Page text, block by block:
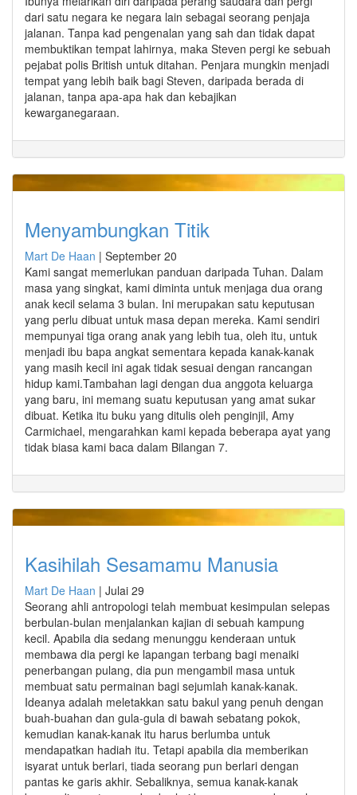
dari satu negara ke negara lain sebagai seorang penjaja
jalanan. Tanpa kad pengenalan yang sah dan tidak dapat
membuktikan tempat lahirnya, maka Steven pergi ke sebuah
pejabat polis British untuk ditahan. Penjara mungkin menjadi
tempat yang lebih baik bagi Steven, daripada berada di
jalanan, tanpa apa-apa hak dan kebajikan
kewarganegaraan.
Menyambungkan Titik
Mart De Haan | September 20
Kami sangat memerlukan panduan daripada Tuhan. Dalam
masa yang singkat, kami diminta untuk menjaga dua orang
anak kecil selama 3 bulan. Ini merupakan satu keputusan
yang perlu dibuat untuk masa depan mereka. Kami sendiri
mempunyai tiga orang anak yang lebih tua, oleh itu, untuk
menjadi ibu bapa angkat sementara kepada kanak-kanak
yang masih kecil ini agak tidak sesuai dengan rancangan
hidup kami.Tambahan lagi dengan dua anggota keluarga
yang baru, ini memang suatu keputusan yang amat sukar
dibuat. Ketika itu buku yang ditulis oleh penginjil, Amy
Carmichael, mengarahkan kami kepada beberapa ayat yang
tidak biasa kami baca dalam Bilangan 7.
Kasihilah Sesamamu Manusia
Mart De Haan | Julai 29
Seorang ahli antropologi telah membuat kesimpulan selepas
berbulan-bulan menjalankan kajian di sebuah kampung
kecil. Apabila dia sedang menunggu kenderaan untuk
membawa dia pergi ke lapangan terbang bagi menaiki
penerbangan pulang, dia pun mengambil masa untuk
membuat satu permainan bagi sejumlah kanak-kanak.
Ideanya adalah meletakkan satu bakul yang penuh dengan
buah-buahan dan gula-gula di bawah sebatang pokok,
kemudian kanak-kanak itu harus berlumba untuk
mendapatkan hadiah itu. Tetapi apabila dia memberikan
isyarat untuk berlari, tiada seorang pun berlari dengan
pantas ke garis akhir. Sebaliknya, semua kanak-kanak